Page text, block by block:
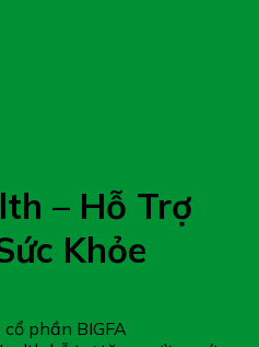
– Hỗ Trợ
Khỏe
phần BIGFA